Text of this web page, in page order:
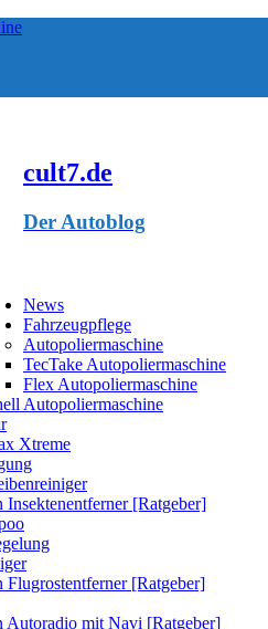
cult7.de
Der Autoblog
News
Fahrzeugpflege
Autopoliermaschine
TecTake Autopoliermaschine
Flex Autopoliermaschine
Autopoliermaschine
Xtreme
Insektenentferner [Ratgeber]
Flugrostentferner [Ratgeber]
Autoradio mit Navi [Ratgeber]